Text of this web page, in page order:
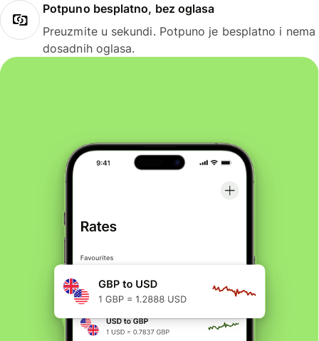
Potpuno besplatno, bez oglasa
Preuzmite u sekundi. Potpuno je besplatno i nema
dosadnih oglasa.